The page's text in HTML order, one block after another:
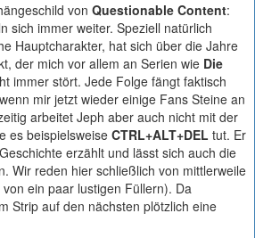
von Questionable Content:
sich immer weiter. Speziell natürlich
Hauptcharakter, hat sich über die Jahre
der mich vor allem an Serien wie Die
immer stört. Jede Folge fängt faktisch
mir jetzt wieder einige Fans Steine an
arbeitet Jeph aber auch nicht mit der
es beispielsweise CTRL+ALT+DEL tut. Er
erzählt und lässt sich auch die
Wir reden hier schließlich von mittlerweile
ein paar lustigen Füllern). Da
Strip auf den nächsten plötzlich eine